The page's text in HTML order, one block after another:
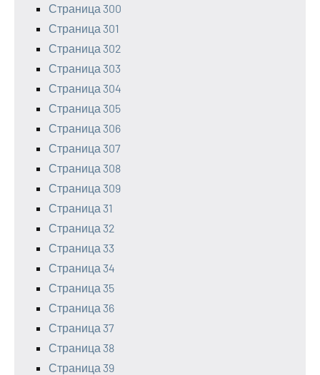
Страница 300
Страница 301
Страница 302
Страница 303
Страница 304
Страница 305
Страница 306
Страница 307
Страница 308
Страница 309
Страница 31
Страница 32
Страница 33
Страница 34
Страница 35
Страница 36
Страница 37
Страница 38
Страница 39